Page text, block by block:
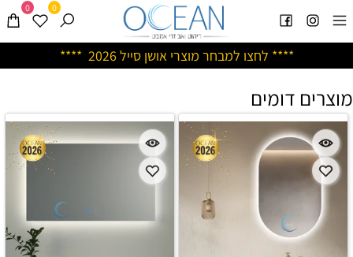
**** לחצו למבחר מוצרי אושן סייל 2026 ****
0 0
מוצרים דומים